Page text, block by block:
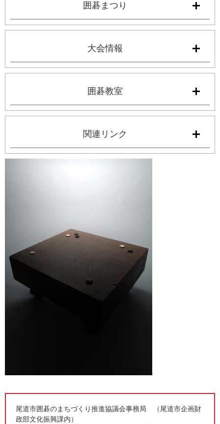
囲碁まつり
大会情報
囲碁教室
関連リンク
尾道市囲碁のまちづくり推進協議会事務局 （尾道市企画財
政部文化振興課内）